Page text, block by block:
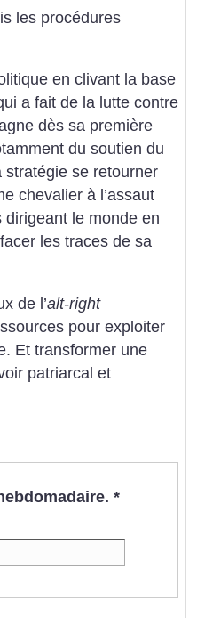
les procédures
en clivant la base
a fait de la lutte contre
dès sa première
du soutien du
stratégie se retourner
chevalier à l’assaut
dirigeant le monde en
les traces de sa
de l’alt-right
pour exploiter
Et transformer une
patriarcal et
*